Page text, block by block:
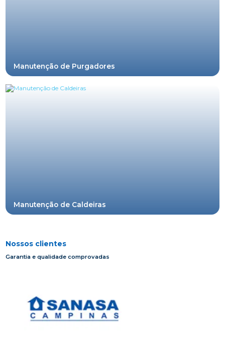
Manutenção de Purgadores
Purgadores de Vapor? Um purgador de vapor é um
Manutenção de Caldeiras
da realização de uma eficiente manutenção de...
Nossos clientes
Garantia e qualidade comprovadas